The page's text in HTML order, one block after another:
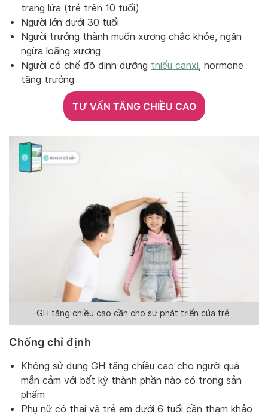
trang lứa (trẻ trên 10 tuổi)
Người lớn dưới 30 tuổi
Người trưởng thành muốn xương chắc khỏe, ngăn
ngừa loãng xương
Người có chế độ dinh dưỡng thiếu canxi, hormone
tăng trưởng
TƯ VẤN TĂNG CHIỀU CAO
GH tăng chiều cao cần cho sự phát triển của trẻ
Chống chỉ định
Không sử dụng GH tăng chiều cao cho người quá
mẫn cảm với bất kỳ thành phần nào có trong sản
phẩm
Phụ nữ có thai và trẻ em dưới 6 tuổi cần tham khảo